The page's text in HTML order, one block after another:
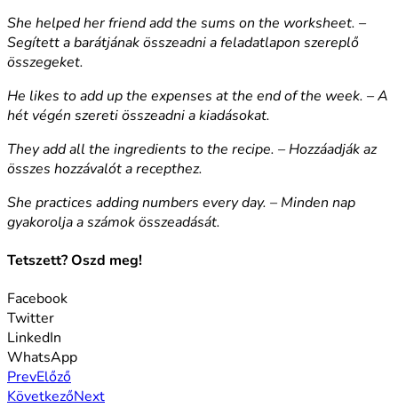
She helped her friend add the sums on the worksheet. –
Segített a barátjának összeadni a feladatlapon szereplő
összegeket.
He likes to add up the expenses at the end of the week. – A
hét végén szereti összeadni a kiadásokat.
They add all the ingredients to the recipe. – Hozzáadják az
összes hozzávalót a recepthez.
She practices adding numbers every day. – Minden nap
gyakorolja a számok összeadását.
Tetszett? Oszd meg!
Facebook
Twitter
LinkedIn
WhatsApp
PrevElőző
KövetkezőNext